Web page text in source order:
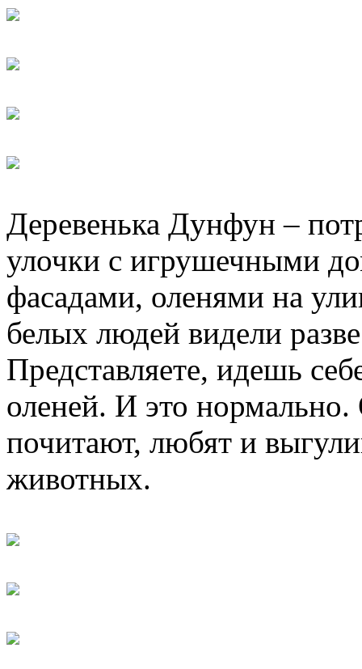
Деревенька Дунфун –
улочки с игрушечными
фасадами, оленями на
белых людей видели
Представляете, идешь
оленей. И это
почитают, любят и
животных.